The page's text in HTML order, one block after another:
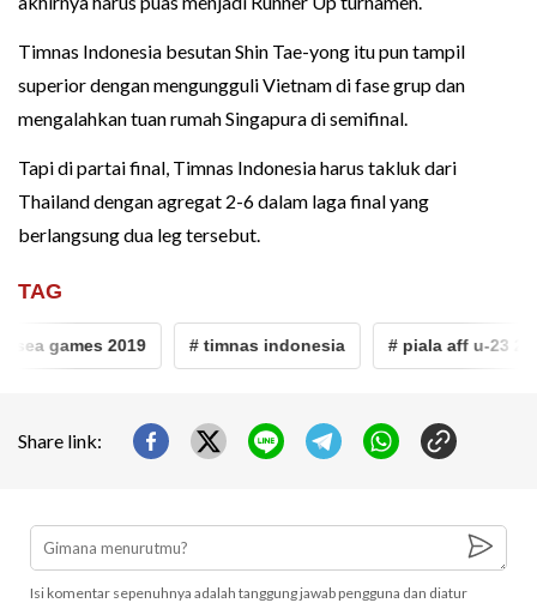
Timnas Indonesia besutan Shin Tae-yong itu pun tampil
superior dengan mengungguli Vietnam di fase grup dan
mengalahkan tuan rumah Singapura di semifinal.
Tapi di partai final, Timnas Indonesia harus takluk dari
Thailand dengan agregat 2-6 dalam laga final yang
berlangsung dua leg tersebut.
TAG
games 2019 # timnas indonesia # piala aff u-23 2023
Share link:
Isi komentar sepenuhnya adalah tanggung jawab pengguna dan diatur